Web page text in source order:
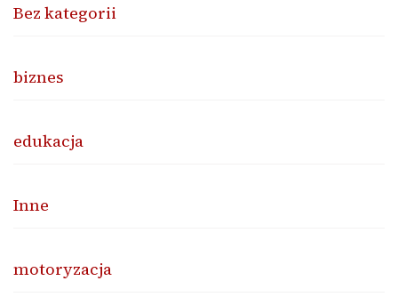
Bez kategorii
biznes
edukacja
Inne
motoryzacja